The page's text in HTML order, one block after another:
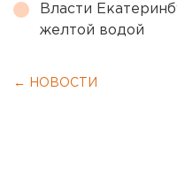
Власти
желтой водой
← НОВОСТИ